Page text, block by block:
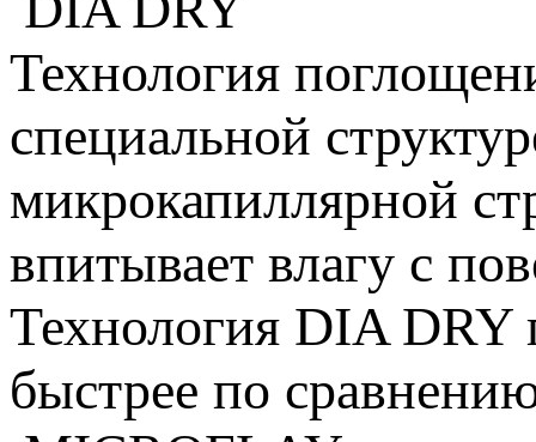
Технология
специальной
микрокапиллярной
впитывает влагу с
Технология DIA DRY
быстрее по